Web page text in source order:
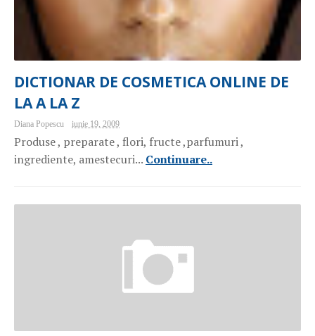
DICTIONAR DE COSMETICA ONLINE DE
LA A LA Z
Diana Popescu iunie 19, 2009
Produse , preparate , flori, fructe ,parfumuri ,
ingrediente, amestecuri... Continuare..